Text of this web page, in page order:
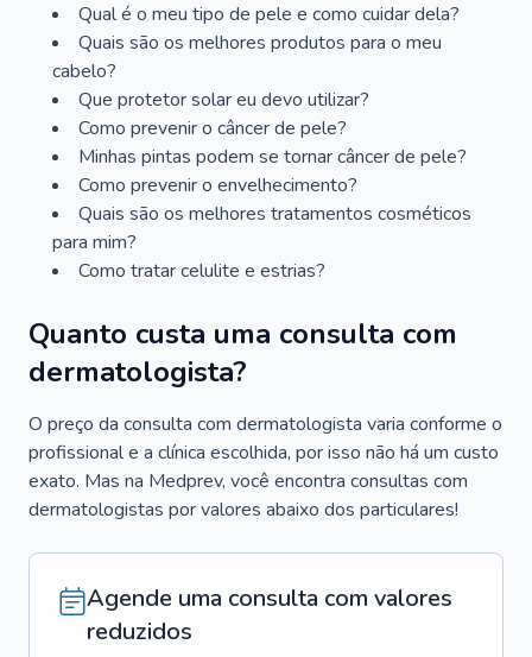
Qual é o meu tipo de pele e como cuidar dela?
Quais são os melhores produtos para o meu
cabelo?
Que protetor solar eu devo utilizar?
Como prevenir o câncer de pele?
Minhas pintas podem se tornar câncer de pele?
Como prevenir o envelhecimento?
Quais são os melhores tratamentos cosméticos
para mim?
Como tratar celulite e estrias?
Quanto custa uma consulta com
dermatologista?
O preço da consulta com dermatologista varia conforme o
profissional e a clínica escolhida, por isso não há um custo
exato. Mas na Medprev, você encontra consultas com
dermatologistas por valores abaixo dos particulares!
Agende uma consulta com valores
reduzidos